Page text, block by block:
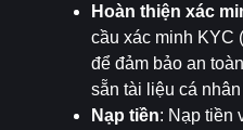
Hoàn thiện xác
cầu xác minh KYC
để đảm bảo an
sẵn tài liệu cá
Nạp tiền: Nạp tiền